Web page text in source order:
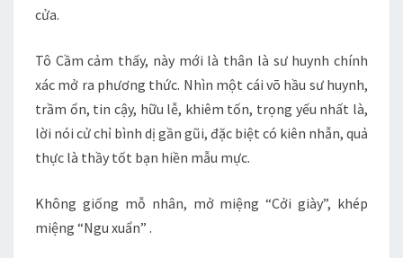
cửa.
Tô Cầm cảm thấy, này mới là thân là sư huynh chính
xác mở ra phương thức. Nhìn một cái võ hầu sư huynh,
trầm ổn, tin cậy, hữu lễ, khiêm tốn, trọng yếu nhất là,
lời nói cử chỉ bình dị gần gũi, đặc biệt có kiên nhẫn, quả
thực là thầy tốt bạn hiền mẫu mực.
Không giống mỗ nhân, mở miệng “Cởi giày”, khép
miệng “Ngu xuẩn” .